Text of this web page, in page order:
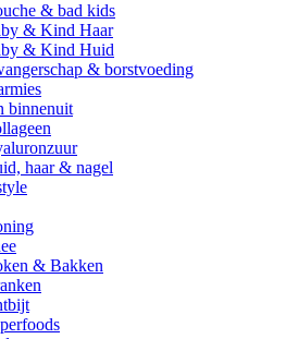
& bad kids
& Kind Haar
& Kind Huid
& borstvoeding
binnenuit
haar & nagel
& Bakken